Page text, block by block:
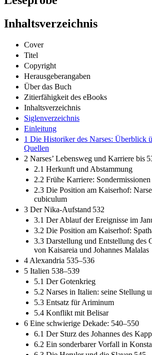
Inhaltsverzeichnis
Cover
Titel
Copyright
Herausgeberangaben
Über das Buch
Zitierfähigkeit des eBooks
Inhaltsverzeichnis
Siglenverzeichnis
Einleitung
1 Die Historiker des Narses: Überblick
Quellen
2 Narses’ Lebensweg und Karriere bis
2.1 Herkunft und Abstammung
2.2 Frühe Karriere: Sondermissionen
2.3 Die Position am Kaiserhof:
cubiculum
3 Der Nika-Aufstand 532
3.1 Der Ablauf der Ereignisse im
3.2 Die Position am Kaiserhof:
3.3 Darstellung und Entstellung des
von Kaisareia und Johannes Malalas
4 Alexandria 535–536
5 Italien 538–539
5.1 Der Gotenkrieg
5.2 Narses in Italien: seine Stellung
5.3 Entsatz für Ariminum
5.4 Konflikt mit Belisar
6 Eine schwierige Dekade: 540–550
6.1 Der Sturz des Johannes des
6.2 Ein sonderbarer Vorfall in